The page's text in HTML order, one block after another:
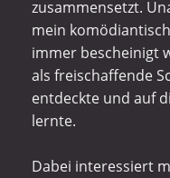
zusammensetzt.
mein
immer bescheinigt
als freischaffende
entdeckte und auf
lernte.
Dabei interessiert